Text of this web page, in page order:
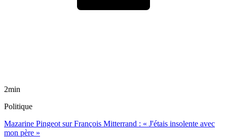
2min
Politique
Mazarine Pingeot sur François Mitterrand : « J'étais insolente avec
mon père »